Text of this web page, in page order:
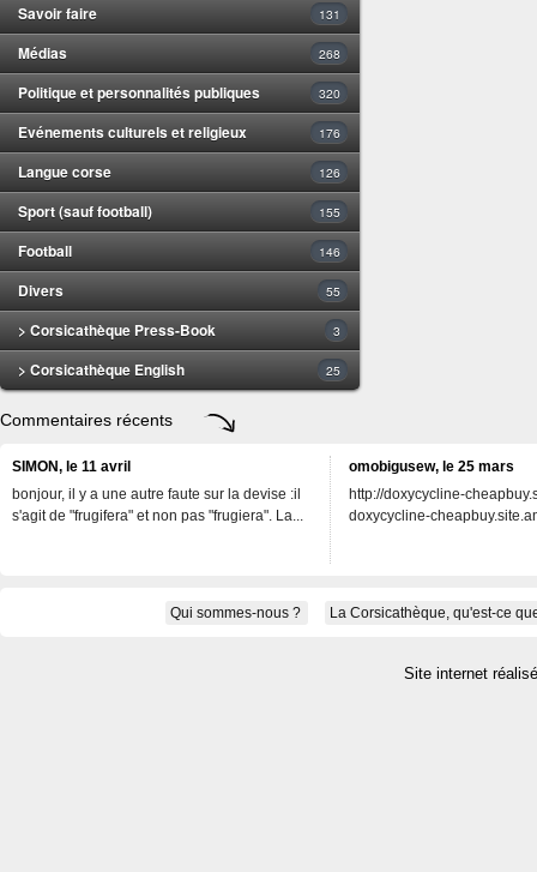
Savoir faire 131
Médias 268
Politique et personnalités publiques 320
Evénements culturels et religieux 176
Langue corse 126
Sport (sauf football) 155
Football 146
Divers 55
> Corsicathèque Press-Book 3
> Corsicathèque English 25
Commentaires récents
SIMON, le 11 avril
bonjour, il y a une autre faute sur la devise :il
s'agit de "frugifera" et non pas "frugiera". La...
omobigusew, le 25 mars
http://doxycycline-
doxycycline-
Qui sommes-nous ? La Corsicathèque, qu'est-ce
Site internet